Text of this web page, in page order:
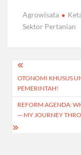
Agrowisata
Sektor Pertanian
Post
navigation
OTONOMI KHUSUS
PEMERINTAH!
REFORM AGENDA:
— MY JOURNEY